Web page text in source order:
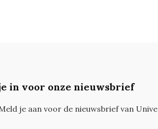
in voor onze nieuwsbrief
je aan voor de nieuwsbrief van